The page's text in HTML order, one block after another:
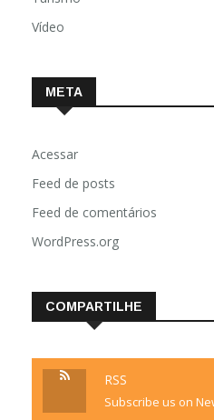
Vídeo
META
Acessar
Feed de posts
Feed de comentários
WordPress.org
COMPARTILHE
RSS
Subscribe us on